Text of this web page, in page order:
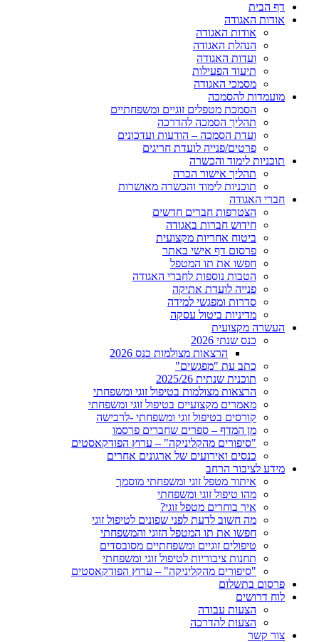
דף הבית
אודות האגודה
אודות האגודה
הנהלת האגודה
ועדות האגודה
תיעוד הפעילות
מסמכי האגודה
מועמדות להסמכה
הסמכת מטפלים זוגיים ומשפחתיים
תהליך הסמכה להדרכה
ועדת הסמכה – הודעות ועדכונים
פרטים/פנייה לועדת חריגים
תוכניות לימוד והכשרה
תהליך אישור הכרה
תוכניות לימוד והכשרה מאושרות
חברי האגודה
הצטרפות חברים חדשים
חידוש חברות באגודה
ביטוח אחריות מקצועית
פרסום דף אישי באתר
חפשו את תו המטפל
הטבות נוספות לחברי האגודה
פנייה לועדת אתיקה
סדרות ומפגשי למידה
מדיניות ביטול עסקה
העשרה מקצועית
כנס שנתי 2026
הרצאות מצולמות כנס 2026
כתב עת "מפגשים"
תוכנית שנתית 2025/26
הרצאות מצולמות בטיפול זוגי ומשפחתי
מאמרים מקצועיים בטיפול זוגי ומשפחתי
קורסים בטיפול זוגי ומשפחתי -לרכישה
מן המדף – ספרים שחברים פרסמו
"סיפורים מהקליניקה" – ערוץ הפודקאסטים
כנסים ואירועים של ארגונים אחרים
מידע לציבור הרחב
איתור מטפל זוגי ומשפחתי מוסמך
מהו טיפול זוגי ומשפחתי
איך בוחרים מטפל זוגי?
מה חשוב לדעת לפני שפונים לטיפול זוגי
חפשו את תו המטפל הזוגי והמשפחתי
טיפולים זוגיים ומשפחתיים מסובסדים
תחנות ציבוריות לטיפול זוגי ומשפחתי
"סיפורים מהקליניקה" – ערוץ הפודקאסטים
פרסום בתשלום
לוח דרושים
הצעות עבודה
הצעות להדרכה
צור קשר